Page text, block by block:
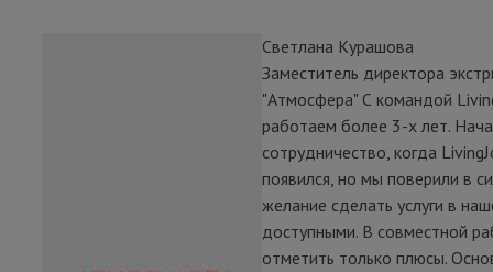
Светлана Курашова
Заместитель директора
"Атмосфера" С командой
работаем более 3-х лет.
сотрудничество, когда
появился, но мы поверили в
желание сделать услуги в
доступными. В совместной
отметить только плюсы.